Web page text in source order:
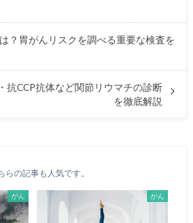
？胃がんリスクを調べる重要な検査を
抗CCP抗体など関節リウマチの診断
を徹底解説
らの記事も人気です。
がん がん